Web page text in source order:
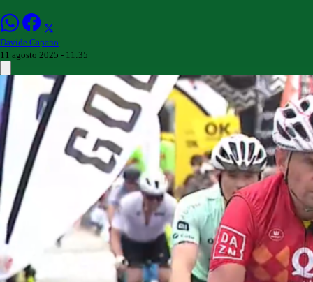
Davide Capano
11 agosto 2025 - 11:35